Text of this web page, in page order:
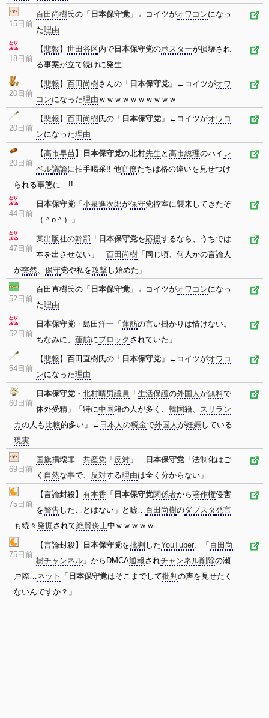
15日前
百田尚樹氏の「 日本保守党 」←コイツがオワコンになっ
た理由
18日前
【悲報 】 世田谷区内で 日本保守党のポスターが損壊され
る事案が立て続けに発生
20日前
【悲報 】 百田尚樹さんの「 日本保守党 」←コイツがオワ
コンになった理由 ｗｗｗｗｗｗｗｗｗｗ
20日前
【悲報 】 百田尚樹氏の「 日本保守党 」←コイツがオワコ
ンになった理由
20日前
【高市早苗】 日本保守党の北村先生 と 高市総理のハイ レ
ベル議論に拍手喝采!! 他官僚たちは格の違いを見せつけ
られる事態に…!!
44日前
日本保守党 「 小泉進次郎が保守党控室に襲来してきたぞ
（＾o＾）」
47日前
某出版社の幹部 「 日本保守党を応援するなら、うちでは
本を出させない」 百田尚樹 「同じ頃、何人かの言論人
が突然、 保守党や私を攻撃し始めた」
52日前
百田直樹氏の「 日本保守党 」←コイツがオワコンになっ
た理由
52日前
日本保守党 ・島田洋一「 蓮舫の言い掛かりは情けない。
ちなみに、 蓮舫にブロック されていた」
54日前
【悲報 】百田直樹氏の「 日本保守党 」←コイツがオワコ
ンになった理由
60日前
日本保守党 ・ 北村晴男議員 「 生活保護の外国人が無料で
体外受精」「特に中国籍の人が多く、 韓国籍、 スリラン
カの人も 比較的多い」← 日本人の税金で外国人が妊娠している
現実
69日前
国旗損壊罪 共産党 「 反対 」 日本保守党 「法制化はご
く 自然な事で、 反対する理由は全く分からない」
75日前
【言論封殺】 有本香 「 日本保守党関係者から著作権侵害
を警告したことはない」と嘘…百田尚樹のダブスタ発言
も続々 発掘されて絶賛炎上中ｗｗｗｗｗ
75日前
【言論封殺】 日本保守党を批判 したYouTuber、「 百田尚
樹チャンネル 」からDMCA通報されチャンネル削除の瀬
戸際…ネット 「 日本保守党はそこまでして批判 の声を見せたく
ないんですか？」